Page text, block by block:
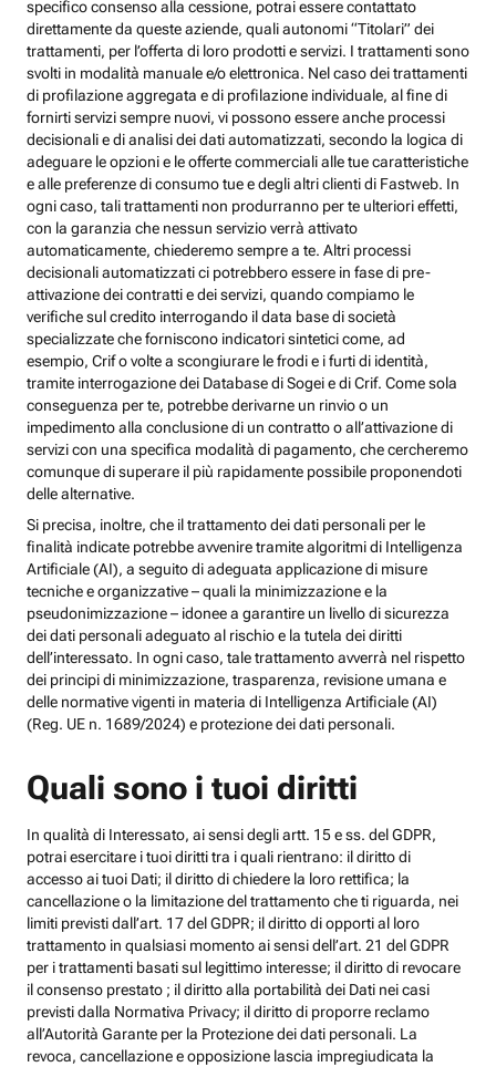
specifico consenso alla cessione, potrai essere contattato
direttamente da queste aziende, quali autonomi “Titolari” dei
trattamenti, per l’offerta di loro prodotti e servizi. I trattamenti sono
svolti in modalità manuale e/o elettronica. Nel caso dei trattamenti
di profilazione aggregata e di profilazione individuale, al fine di
fornirti servizi sempre nuovi, vi possono essere anche processi
decisionali e di analisi dei dati automatizzati, secondo la logica di
adeguare le opzioni e le offerte commerciali alle tue caratteristiche
e alle preferenze di consumo tue e degli altri clienti di Fastweb. In
ogni caso, tali trattamenti non produrranno per te ulteriori effetti,
con la garanzia che nessun servizio verrà attivato
automaticamente, chiederemo sempre a te. Altri processi
decisionali automatizzati ci potrebbero essere in fase di pre-
attivazione dei contratti e dei servizi, quando compiamo le
verifiche sul credito interrogando il data base di società
specializzate che forniscono indicatori sintetici come, ad
esempio, Crif o volte a scongiurare le frodi e i furti di identità,
tramite interrogazione dei Database di Sogei e di Crif. Come sola
conseguenza per te, potrebbe derivarne un rinvio o un
impedimento alla conclusione di un contratto o all’attivazione di
servizi con una specifica modalità di pagamento, che cercheremo
comunque di superare il più rapidamente possibile proponendoti
delle alternative.
Si precisa, inoltre, che il trattamento dei dati personali per le
finalità indicate potrebbe avvenire tramite algoritmi di Intelligenza
Artificiale (AI), a seguito di adeguata applicazione di misure
tecniche e organizzative – quali la minimizzazione e la
pseudonimizzazione – idonee a garantire un livello di sicurezza
dei dati personali adeguato al rischio e la tutela dei diritti
dell’interessato. In ogni caso, tale trattamento avverrà nel rispetto
dei principi di minimizzazione, trasparenza, revisione umana e
delle normative vigenti in materia di Intelligenza Artificiale (AI)
(Reg. UE n. 1689/2024) e protezione dei dati personali.
Quali sono i tuoi diritti
In qualità di Interessato, ai sensi degli artt. 15 e ss. del GDPR,
potrai esercitare i tuoi diritti tra i quali rientrano: il diritto di
accesso ai tuoi Dati; il diritto di chiedere la loro rettifica; la
cancellazione o la limitazione del trattamento che ti riguarda, nei
limiti previsti dall’art. 17 del GDPR; il diritto di opporti al loro
trattamento in qualsiasi momento ai sensi dell’art. 21 del GDPR
per i trattamenti basati sul legittimo interesse; il diritto di revocare
il consenso prestato ; il diritto alla portabilità dei Dati nei casi
previsti dalla Normativa Privacy; il diritto di proporre reclamo
all’Autorità Garante per la Protezione dei dati personali. La
revoca, cancellazione e opposizione lascia impregiudicata la